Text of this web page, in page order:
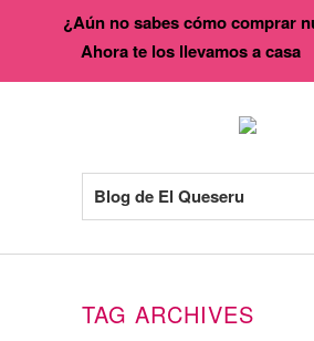
Blog de El Queseru
TAG ARCHIVES
¿Aún no sabes cómo comprar
Ahora te los llevamos a casa